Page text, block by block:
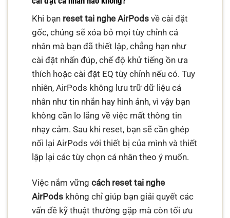
Khi bạn reset tai nghe AirPods về cài đặt
gốc, chúng sẽ xóa bỏ mọi tùy chỉnh cá
nhân mà bạn đã thiết lập, chẳng hạn như
cài đặt nhấn đúp, chế độ khử tiếng ồn ưa
thích hoặc cài đặt EQ tùy chỉnh nếu có. Tuy
nhiên, AirPods không lưu trữ dữ liệu cá
nhân như tin nhắn hay hình ảnh, vì vậy bạn
không cần lo lắng về việc mất thông tin
nhạy cảm. Sau khi reset, bạn sẽ cần ghép
nối lại AirPods với thiết bị của mình và thiết
lập lại các tùy chọn cá nhân theo ý muốn.
Việc nắm vữngcách reset tai nghe
AirPods không chỉ giúp bạn giải quyết các
vấn đề kỹ thuật thường gặp mà còn tối ưu